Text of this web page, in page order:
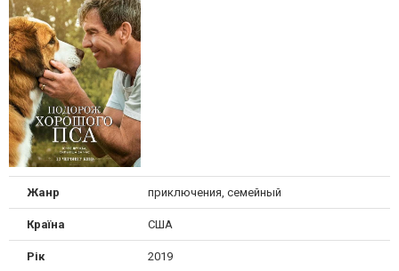
Жанр приключения, семейный
Країна США
Рік 2019